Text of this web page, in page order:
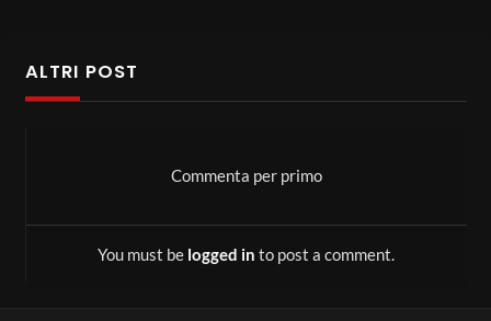
campano ha incontrato gli studenti dell’ateneo.
ALTRI POST
You must be logged in to post a comment.
Commenta per primo